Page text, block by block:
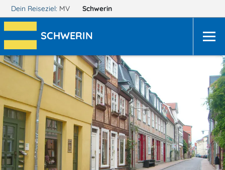
Dein Reiseziel: MV Schwerin
SCHWERIN